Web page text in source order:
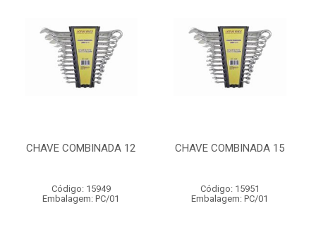
CHAVE COMBINADA 12
Código: 15949
Embalagem: PC/01
CHAVE COMBINADA 15
Código: 15951
Embalagem: PC/01